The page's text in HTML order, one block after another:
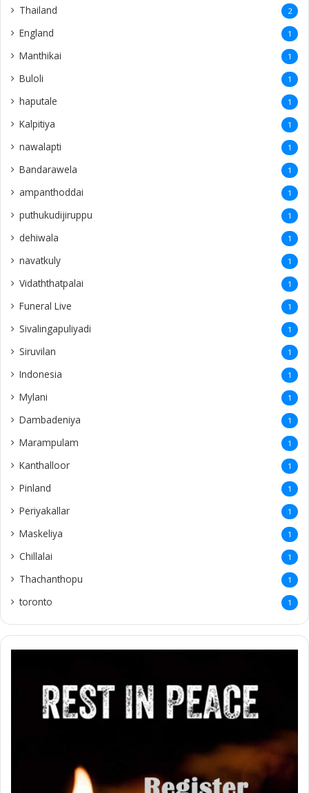
Thailand 2
England 1
Manthikai 1
Buloli 1
haputale 1
Kalpitiya 1
nawalapti 1
Bandarawela 1
ampanthoddai 1
puthukudijiruppu 1
dehiwala 1
navatkuly 1
Vidaththatpalai 1
Funeral Live 1
Sivalingapuliyadi 1
Siruvilan 1
Indonesia 1
Mylani 1
Dambadeniya 1
Marampulam 1
Kanthalloor 1
Pinland 1
Periyakallar 1
Maskeliya 1
Chillalai 1
Thachanthopu 1
toronto 1